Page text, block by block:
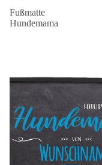
Fußmatte
Hundemama